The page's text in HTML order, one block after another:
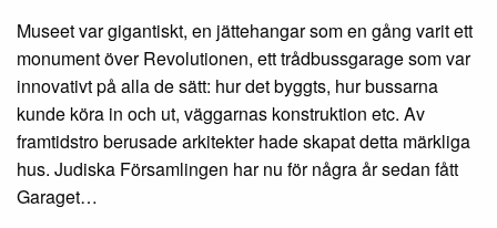
Museet var gigantiskt, en jättehangar som en gång varit ett
monument över Revolutionen, ett trådbussgarage som var
innovativt på alla de sätt: hur det byggts, hur bussarna
kunde köra in och ut, väggarnas konstruktion etc. Av
framtidstro berusade arkitekter hade skapat detta märkliga
hus. Judiska Församlingen har nu för några år sedan fått
Garaget…